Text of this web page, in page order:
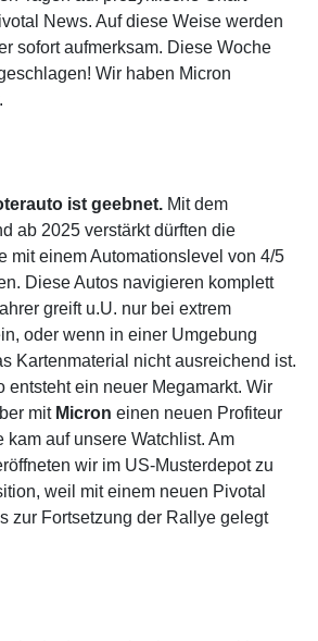
News. Auf diese Weise werden
sofort aufmerksam. Diese Woche
Wir haben Micron
ist geebnet. Mit dem
ab 2025 verstärkt dürften die
mit einem Automationslevel von 4/5
Diese Autos navigieren komplett
greift u.U. nur bei extrem
oder wenn in einer Umgebung
Kartenmaterial nicht ausreichend ist.
entsteht ein neuer Megamarkt. Wir
mit Micron einen neuen Profiteur
kam auf unsere Watchlist. Am
wir im US-Musterdepot zu
weil mit einem neuen Pivotal
zur Fortsetzung der Rallye gelegt